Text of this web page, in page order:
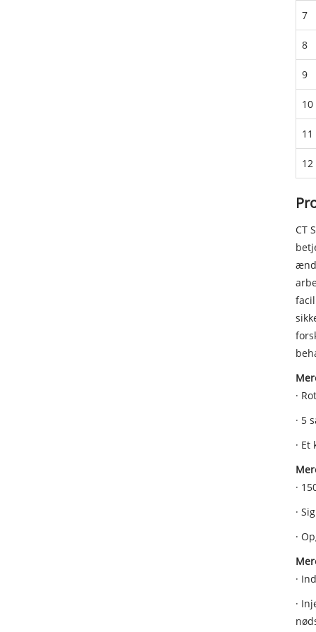
7
8
9
10
11
12
CT
·
· 5
·
·
·
·
·
·